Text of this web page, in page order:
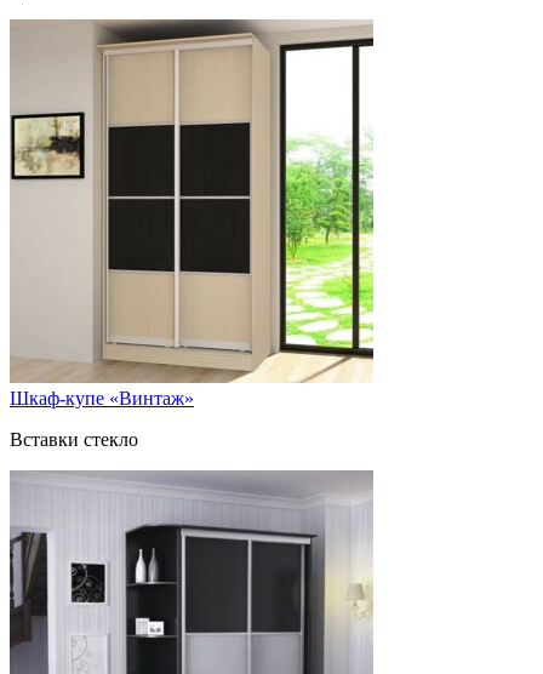
Шкаф-купе «Винтаж»
Вставки стекло